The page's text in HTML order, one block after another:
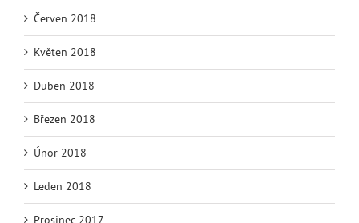
Červen 2018
Květen 2018
Duben 2018
Březen 2018
Únor 2018
Leden 2018
Prosinec 2017